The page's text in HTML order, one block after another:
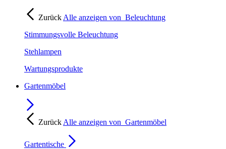
Zurück Alle anzeigen von Beleuchtung
Stimmungsvolle Beleuchtung
Stehlampen
Wartungsprodukte
Gartenmöbel
Zurück Alle anzeigen von Gartenmöbel
Gartentische